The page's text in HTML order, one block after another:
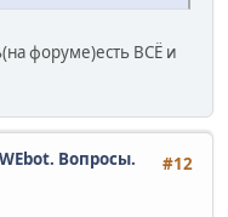
форуме)есть ВСЁ и
#12
Вопросы.